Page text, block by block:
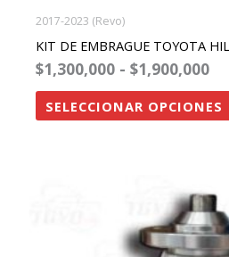
2017-2023 (Revo)
KIT DE EMBRAGUE TOYOTA
$1,300,000 - $1,900,000
SELECCIONAR OPCIONES